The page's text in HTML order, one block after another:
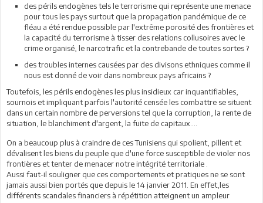
des périls endogènes tels le terrorisme qui représente une menace
pour tous les pays surtout que la propagation pandémique de ce
fléau a été rendue possible par l'extrême porosité des frontières et
la capacité du terrorisme à tisser des relations collusoires avec le
crime organisé, le narcotrafic et la contrebande de toutes sortes ?
des troubles internes causées par des divisons ethniques comme il
nous est donné de voir dans nombreux pays africains ?
Toutefois, les périls endogènes les plus insidieux car inquantifiables,
sournois et impliquant parfois l'autorité censée les combattre se situent
dans un certain nombre de perversions tel que la corruption, la rente de
situation, le blanchiment d'argent, la fuite de capitaux....
On a beaucoup plus à craindre de ces Tunisiens qui spolient, pillent et
dévalisent les biens du peuple que d'une force susceptible de violer nos
frontières et tenter de menacer notre intégrité territoriale .
Aussi faut-il souligner que ces comportements et pratiques ne se sont
jamais aussi bien portés que depuis le 14 janvier 2011. En effet,les
différents scandales financiers à répétition atteignent un ampleur